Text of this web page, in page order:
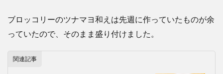
ブロッコリーのツナマヨ和えは先週に作っていたものが余
っていたので、そのまま盛り付けました。
関連記事